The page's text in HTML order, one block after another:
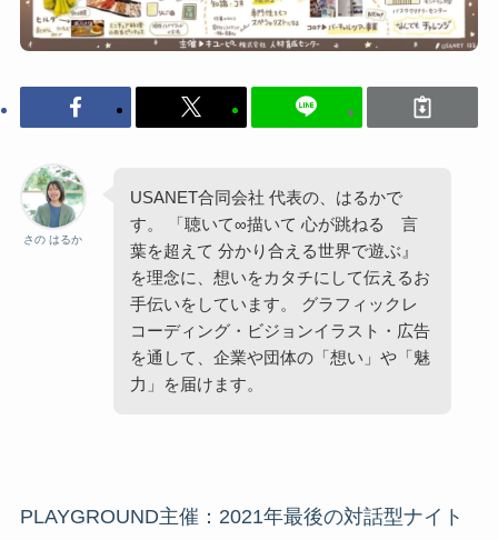
さの はるか
USANET合同会社 代表の、はるかで
す。 「聴いて∞描いて 心が跳ねる 言
葉を超えて 分かり合える世界で遊ぶ』
を理念に、想いをカタチにして伝えるお
手伝いをしています。 グラフィックレ
コーディング・ビジョンイラスト・広告
を通して、企業や団体の「想い」や「魅
力」を届けます。
PLAYGROUND主催：2021年最後の対話型ナイト